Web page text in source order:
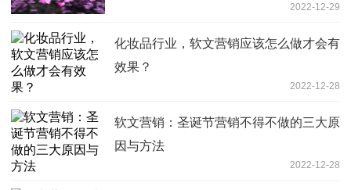
2022-12-29
化妆品行业，软文营销应该怎么做才会有
效果？
2022-12-28
软文营销：圣诞节营销不得不做的三大原
因与方法
2022-12-28